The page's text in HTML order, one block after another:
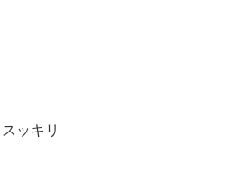
スッキリ